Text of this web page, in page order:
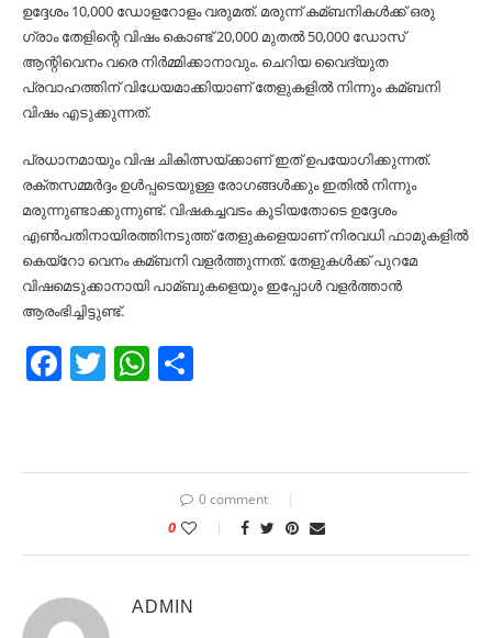
ഉദ്ദേശം 10,000 ഡോളറോളം വരുമത്. മരുന്ന് കമ്ബനികള്‍ക്ക് ഒരു
ഗ്രാം തേളിന്റെ വിഷം കൊണ്ട് 20,000 മുതല്‍ 50,000 ഡോസ്
ആന്റിവെനം വരെ നിര്‍മ്മിക്കാനാവും. ചെറിയ വൈദ്യുത
പ്രവാഹത്തിന് വിധേയമാക്കിയാണ് തേളുകളില്‍ നിന്നും കമ്ബനി
വിഷം എടുക്കുന്നത്.
പ്രധാനമായും വിഷ ചികിത്സയ്ക്കാണ് ഇത് ഉപയോഗിക്കുന്നത്.
രക്തസമ്മര്‍ദ്ദം ഉള്‍പ്പടെയുള്ള രോഗങ്ങള്‍ക്കും ഇതില്‍ നിന്നും
മരുന്നുണ്ടാക്കുന്നുണ്ട്. വിഷകച്ചവടം കൂടിയതോടെ ഉദ്ദേശം
എണ്‍പതിനായിരത്തിനടുത്ത് തേളുകളെയാണ് നിരവധി ഫാമുകളില്‍
കെയ്‌റോ വെനം കമ്ബനി വളര്‍ത്തുന്നത്. തേളുകള്‍ക്ക് പുറമേ
വിഷമെടുക്കാനായി പാമ്ബുകളെയും ഇപ്പോള്‍ വളര്‍ത്താന്‍
ആരംഭിച്ചിട്ടുണ്ട്.
Facebook
TwitterWhatsApp
0 comment
0
ADMIN